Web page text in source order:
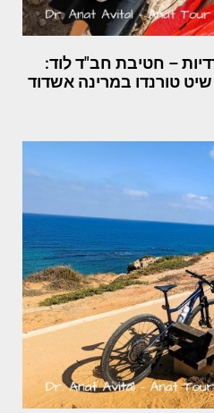
– חטיבת חב"ד לוד:
טורנדו במרינה אשדוד